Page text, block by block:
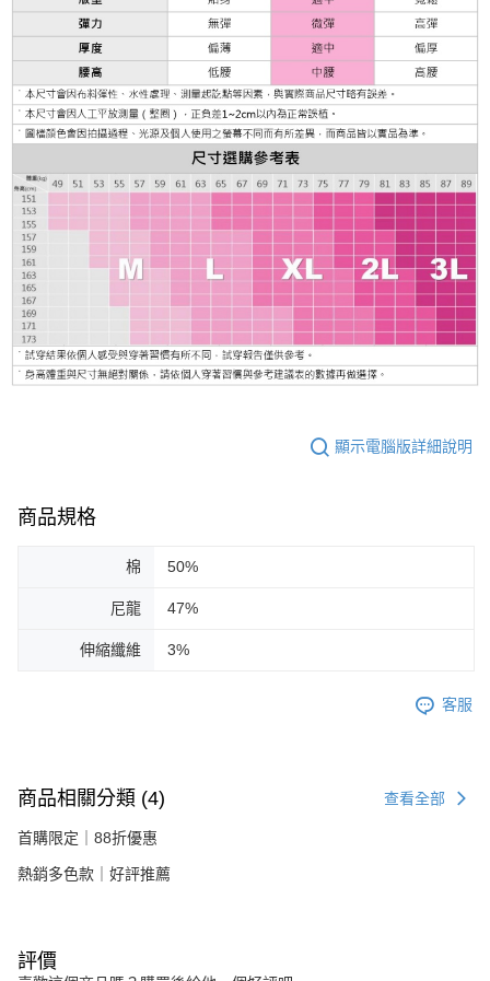
顯示電腦版詳細說明
商品規格
棉 50%
尼龍 47%
伸縮纖維 3%
客服
商品相關分類 (4) 查看全部
首購限定｜88折優惠
熱銷多色款｜好評推薦
評價